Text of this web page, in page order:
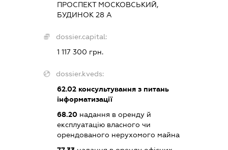
ПРОСПЕКТ МОСКОВСЬКИЙ,
БУДИНОК 28 А
dossier.capital:
1 117 300 грн.
dossier.kveds:
62.02 консультування з питань
інформатизації
68.20 надання в оренду й
експлуатацію власного чи
орендованого нерухомого майна